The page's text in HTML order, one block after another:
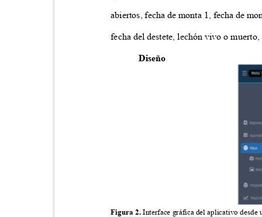
abiertos, fecha de monta 1, fecha de
fecha del destete, lechón vivo o
Diseño
Figura 2.Interface gráfica del aplicativo